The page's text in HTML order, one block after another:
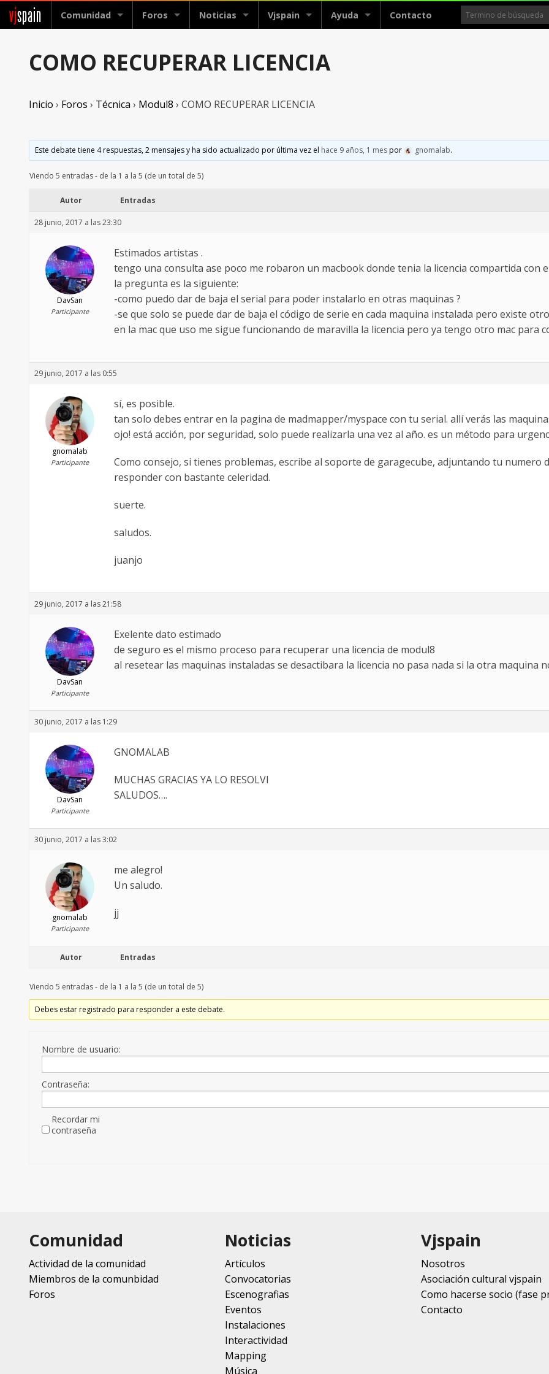
vjspain Comunidad Foros Noticias Vjspain Ayuda Contacto
COMO RECUPERAR LICENCIA
Inicio › Foros › Técnica › Modul8 › COMO RECUPERAR LICENCIA
Este debate tiene 4 respuestas, 2 mensajes y ha sido actualizado por última vez el hace 9 años, 1 mespor gnomalab.
Viendo 5 entradas - de la 1 a la 5 (de un total de 5)
Autor Entradas
28 junio, 2017 a las 23:30
DavSan
Participante
Estimados artistas .
tengo una consulta ase poco me robaron un macbook donde tenia la licencia compartida con
la pregunta es la siguiente:
-como puedo dar de baja el serial para poder instalarlo en otras maquinas ?
-se que solo se puede dar de baja el código de serie en cada maquina instalada pero existe
en la mac que uso me sigue funcionando de maravilla la licencia pero ya tengo otro mac para
29 junio, 2017 a las 0:55
gnomalab
Participante
sí, es posible.
tan solo debes entrar en la pagina de madmapper/myspace con tu serial. allí verás las
ojo! está acción, por seguridad, solo puede realizarla una vez al año. es un método para
Como consejo, si tienes problemas, escribe al soporte de garagecube, adjuntando tu numero
responder con bastante celeridad.
suerte.
saludos.
juanjo
29 junio, 2017 a las 21:58
DavSan
Participante
Exelente dato estimado
de seguro es el mismo proceso para recuperar una licencia de modul8
al resetear las maquinas instaladas se desactibara la licencia no pasa nada si la otra maquina
30 junio, 2017 a las 1:29
DavSan
Participante
GNOMALAB
MUCHAS GRACIAS YA LO RESOLVI
SALUDOS….
30 junio, 2017 a las 3:02
gnomalab
Participante
me alegro!
Un saludo.
jj
Autor Entradas
Viendo 5 entradas - de la 1 a la 5 (de un total de 5)
Debes estar registrado para responder a este debate.
Nombre de usuario:
Contraseña:
Recordar mi
contraseña
Comunidad
Actividad de la comunidad
Miembros de la comunbidad
Foros
Noticias
Artículos
Convocatorias
Escenografias
Eventos
Instalaciones
Interactividad
Mapping
Música
Vjspain
Nosotros
Asociación cultural vjspain
Como hacerse socio (fase
Contacto